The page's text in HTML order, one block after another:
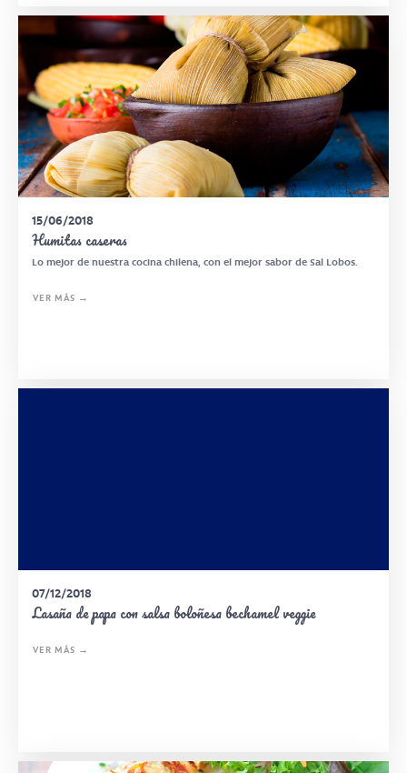
15/06/2018
Humitas caseras
Lo mejor de nuestra cocina chilena, con el mejor sabor de Sal Lobos.
VER MÁS →
07/12/2018
Lasaña de papa con salsa boloñesa bechamel veggie
VER MÁS →